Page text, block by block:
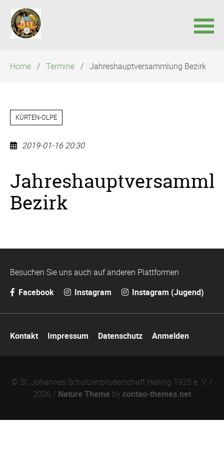
überspringen
Home Termine Jahreshauptversammlung Bezirk
KÜRTEN-OLPE
2019-01-16 20:30
Bezirk
Besuchen Sie uns auch auf anderen Plattformen
Facebook
Instagram Instagram (Jugend)
überspringen
Kontakt Impressum Datenschutz Anmelden
© St. Johannes Schützenbruderschaft Helling 1925 e. V. /
2026 / Nature Theme by contao-themes.net